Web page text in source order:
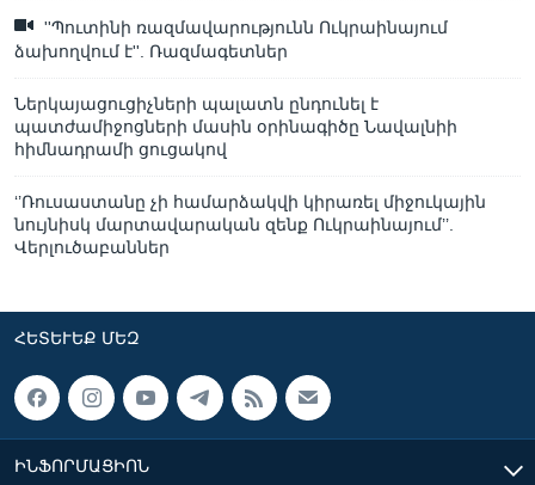
''Պուտինի ռազմավարությունն Ուկրաինայում
ձախողվում է''. Ռազմագետներ
Ներկայացուցիչների պալատն ընդունել է
պատժամիջոցների մասին օրինագիծը Նավալնիի
հիմնադրամի ցուցակով
‘’Ռուսաստանը չի համարձակվի կիրառել միջուկային
նույնիսկ մարտավարական զենք Ուկրաինայում’’.
Վերլուծաբաններ
ՀԵՏԵՒԵՔ ՄԵԶ
ԻՆՖՈՐՄԱՑԻՈՆ